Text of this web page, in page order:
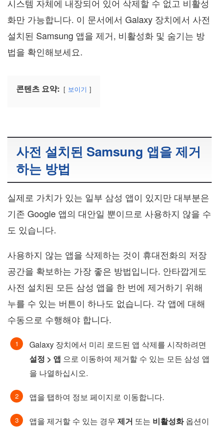
시스템 자체에 내장되어 있어 삭제할 수 없고 비활성
화만 가능합니다. 이 문서에서 Galaxy 장치에서 사전
설치된 Samsung 앱을 제거, 비활성화 및 숨기는 방
법을 확인해보세요.
콘텐츠 요약: 보이기
사전 설치된 Samsung 앱을 제거
하는 방법
실제로 가치가 있는 일부 삼성 앱이 있지만 대부분은
기존 Google 앱의 대안일 뿐이므로 사용하지 않을 수
도 있습니다.
사용하지 않는 앱을 삭제하는 것이 휴대전화의 저장
공간을 확보하는 가장 좋은 방법입니다. 안타깝게도
사전 설치된 모든 삼성 앱을 한 번에 제거하기 위해
누를 수 있는 버튼이 하나도 없습니다. 각 앱에 대해
수동으로 수행해야 합니다.
Galaxy 장치에서 미리 로드된 앱 삭제를 시작하려면
설정 > 앱 으로 이동하여 제거할 수 있는 모든 삼성 앱
을 나열하십시오.
앱을 탭하여 정보 페이지로 이동합니다.
앱을 제거할 수 있는 경우 제거 또는 비활성화옵션이